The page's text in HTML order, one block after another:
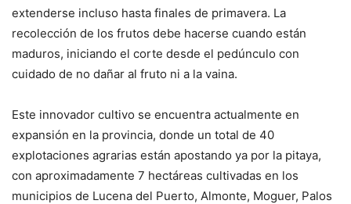
extenderse incluso hasta finales de primavera. La
recolección de los frutos debe hacerse cuando están
maduros, iniciando el corte desde el pedúnculo con
cuidado de no dañar al fruto ni a la vaina.
Este innovador cultivo se encuentra actualmente en
expansión en la provincia, donde un total de 40
explotaciones agrarias están apostando ya por la pitaya,
con aproximadamente 7 hectáreas cultivadas en los
municipios de Lucena del Puerto, Almonte, Moguer, Palos